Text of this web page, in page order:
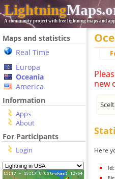
Lightning
A community project with free lightning maps and
Maps and statistics
Real Time
Europa
Oceania
America
Information
Apps
About
For Participants
Login
new
Here
Id: